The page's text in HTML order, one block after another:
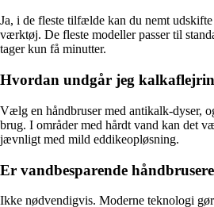
Ja, i de fleste tilfælde kan du nemt
værktøj. De fleste modeller passer til
tager kun få minutter.
Hvordan undgår jeg
Vælg en håndbruser med antikalk-dyser,
brug. I områder med hårdt vand kan det
jævnligt med mild eddikeopløsning.
Er vandbesparende
Ikke nødvendigvis. Moderne teknologi